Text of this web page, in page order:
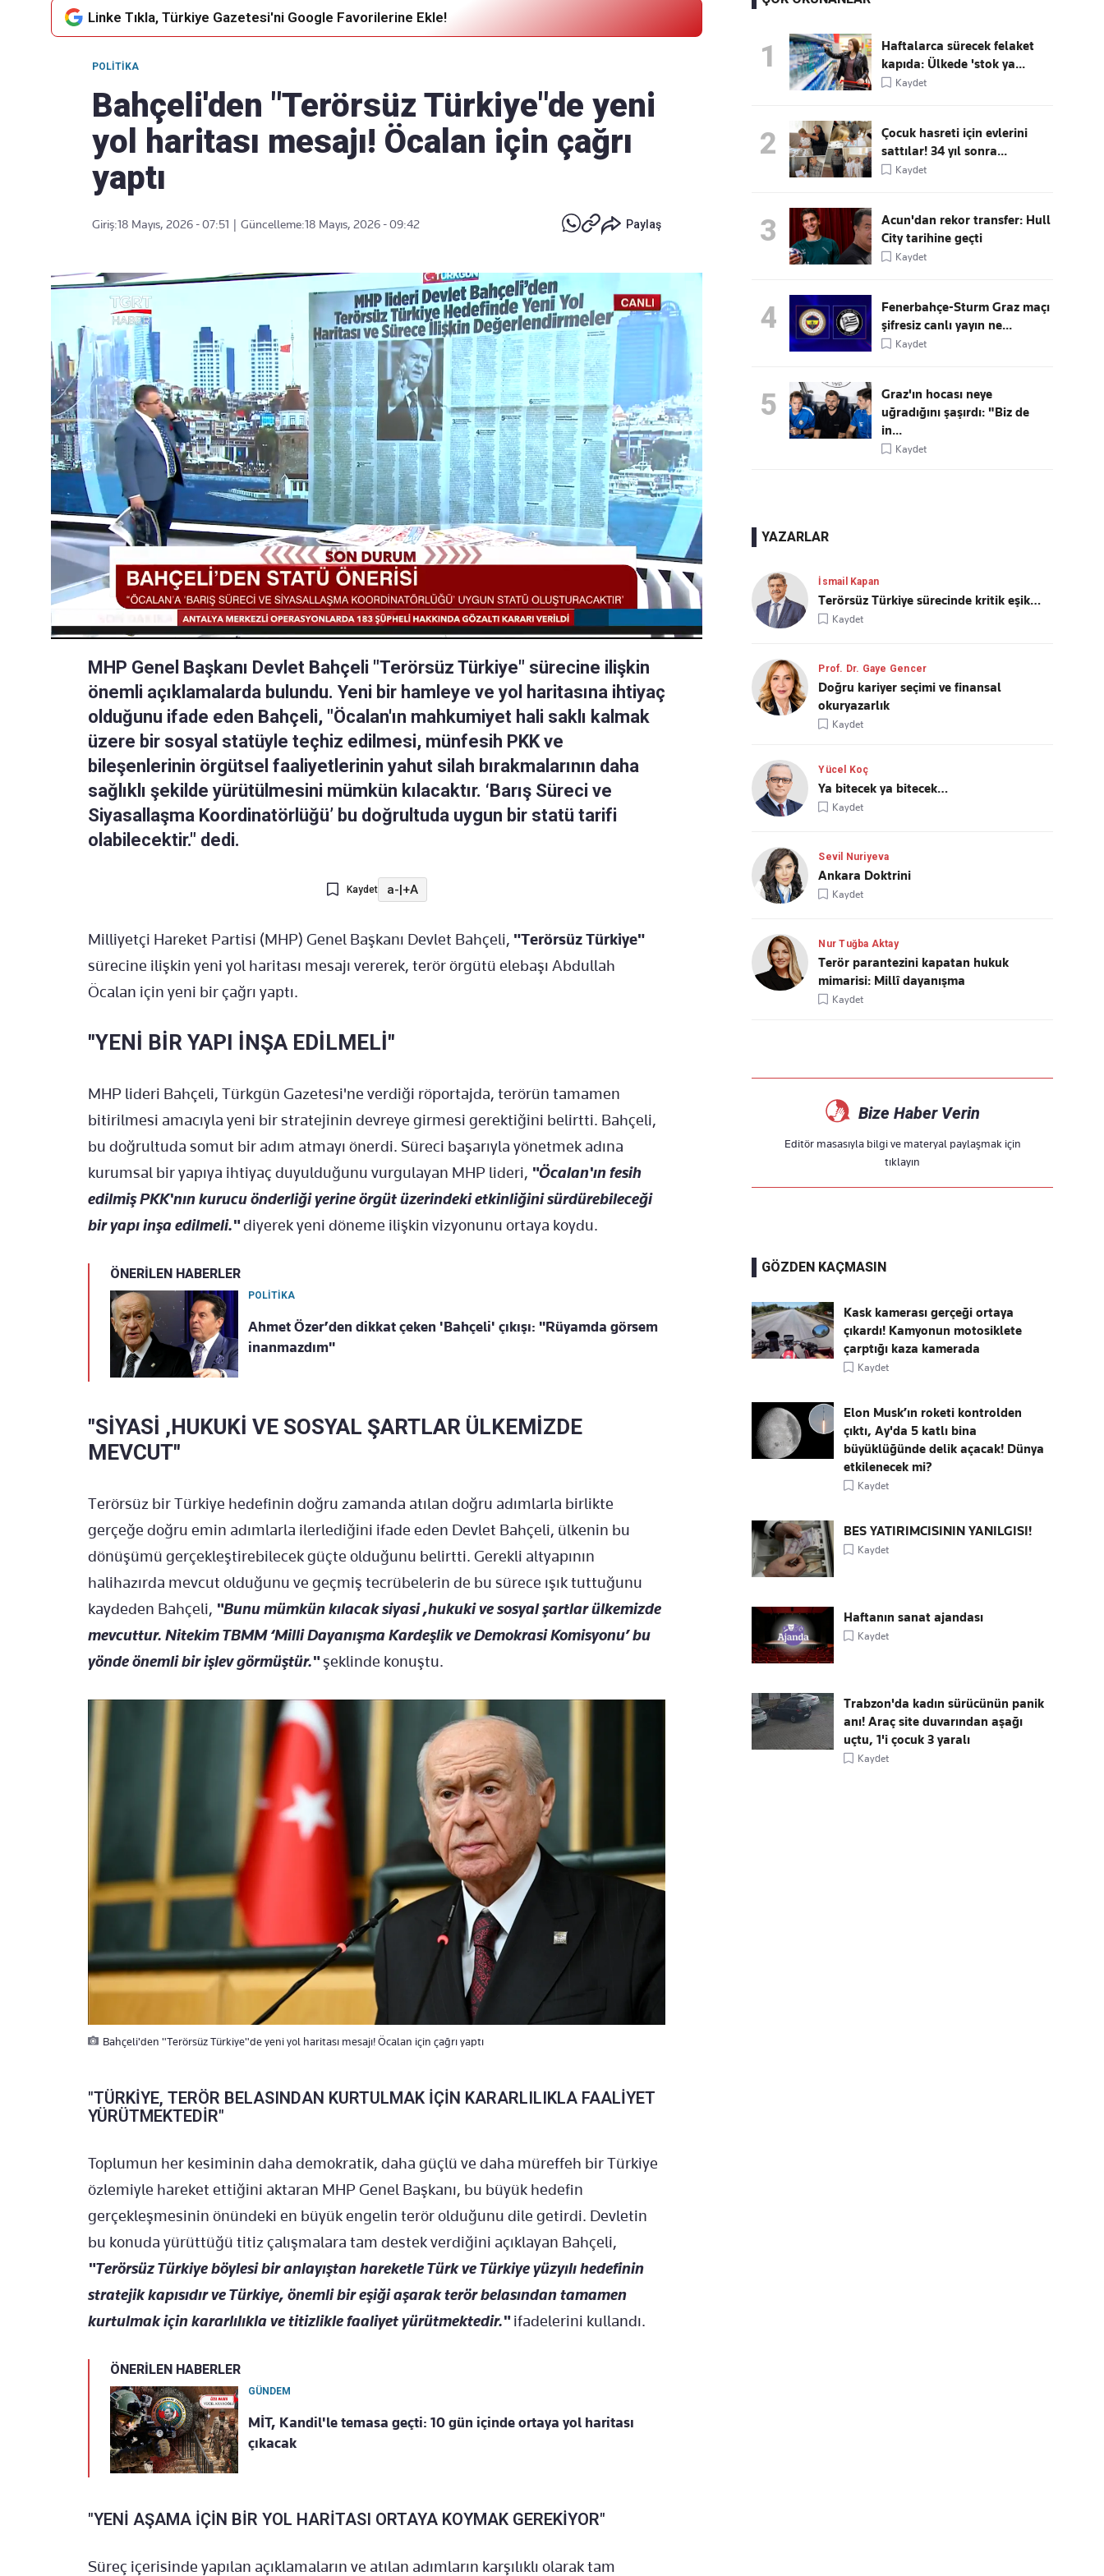
akışımıza ulaşın
göndermek içintıklayın
Kaçırmayın
Ücretsiz üye olun, gündemi
Linke Tıkla, Türkiye Gazetesi'ni Google Favorilerine Ekle!
POLITIKA
Bahçeli'den "Terörsüz Türkiye"de yeni
yol haritası mesajı! Öcalan için çağrı
yaptı
Giriş:18 Mayıs, 2026 - 07:51 Güncelleme:18 Mayıs, 2026 - 09:42 Paylaş
MHP Genel Başkanı Devlet Bahçeli "Terörsüz Türkiye" sürecine ilişkin
önemli açıklamalarda bulundu. Yeni bir hamleye ve yol haritasına ihtiyaç
olduğunu ifade eden Bahçeli, "Öcalan'ın mahkumiyet hali saklı kalmak
üzere bir sosyal statüyle teçhiz edilmesi, münfesih PKK ve
bileşenlerinin örgütsel faaliyetlerinin yahut silah bırakmalarının daha
sağlıklı şekilde yürütülmesini mümkün kılacaktır. ‘Barış Süreci ve
Siyasallaşma Koordinatörlüğü’ bu doğrultuda uygun bir statü tarifi
olabilecektir." dedi.
Kaydet a-|+A
Milliyetçi Hareket Partisi (MHP) Genel Başkanı Devlet Bahçeli, "Terörsüz Türkiye"
sürecine ilişkin yeni yol haritası mesajı vererek, terör örgütü elebaşı Abdullah
Öcalan için yeni bir çağrı yaptı.
"YENİ BİR YAPI İNŞA EDİLMELİ"
MHP lideri Bahçeli, Türkgün Gazetesi'ne verdiği röportajda, terörün tamamen
bitirilmesi amacıyla yeni bir stratejinin devreye girmesi gerektiğini belirtti. Bahçeli,
bu doğrultuda somut bir adım atmayı önerdi. Süreci başarıyla yönetmek adına
kurumsal bir yapıya ihtiyaç duyulduğunu vurgulayan MHP lideri, "Öcalan'ın fesih
edilmiş PKK'nın kurucu önderliği yerine örgüt üzerindeki etkinliğini sürdürebileceği
bir yapı inşa edilmeli."diyerek yeni döneme ilişkin vizyonunu ortaya koydu.
ÖNERİLEN HABERLER
POLİTİKA
Ahmet Özer’den dikkat çeken 'Bahçeli' çıkışı: "Rüyamda görsem
inanmazdım"
"SİYASİ ,HUKUKİ VE SOSYAL ŞARTLAR ÜLKEMİZDE
MEVCUT"
Terörsüz bir Türkiye hedefinin doğru zamanda atılan doğru adımlarla birlikte
gerçeğe doğru emin adımlarla ilerlediğini ifade eden Devlet Bahçeli, ülkenin bu
dönüşümü gerçekleştirebilecek güçte olduğunu belirtti. Gerekli altyapının
halihazırda mevcut olduğunu ve geçmiş tecrübelerin de bu sürece ışık tuttuğunu
kaydeden Bahçeli, "Bunu mümkün kılacak siyasi ,hukuki ve sosyal şartlar ülkemizde
mevcuttur. Nitekim TBMM ‘Milli Dayanışma Kardeşlik ve Demokrasi Komisyonu’ bu
yönde önemli bir işlev görmüştür."şeklinde konuştu.
Bahçeli'den "Terörsüz Türkiye"de yeni yol haritası mesajı! Öcalan için çağrı yaptı
"TÜRKİYE, TERÖR BELASINDAN KURTULMAK İÇİN KARARLILIKLA FAALİYET
YÜRÜTMEKTEDİR"
Toplumun her kesiminin daha demokratik, daha güçlü ve daha müreffeh bir Türkiye
özlemiyle hareket ettiğini aktaran MHP Genel Başkanı, bu büyük hedefin
gerçekleşmesinin önündeki en büyük engelin terör olduğunu dile getirdi. Devletin
bu konuda yürüttüğü titiz çalışmalara tam destek verdiğini açıklayan Bahçeli,
"Terörsüz Türkiye böylesi bir anlayıştan hareketle Türk ve Türkiye yüzyılı hedefinin
stratejik kapısıdır ve Türkiye, önemli bir eşiği aşarak terör belasından tamamen
kurtulmak için kararlılıkla ve titizlikle faaliyet yürütmektedir." ifadelerini kullandı.
ÖNERİLEN HABERLER
GÜNDEM
MİT, Kandil'le temasa geçti: 10 gün içinde ortaya yol haritası
çıkacak
"YENİ AŞAMA İÇİN BİR YOL HARİTASI ORTAYA KOYMAK GEREKİYOR"
Süreç içerisinde yapılan açıklamaların ve atılan adımların karşılıklı olarak tam
1
Haftalarca sürecek felaket
kapıda: Ülkede 'stok ya...
Kaydet
2
Çocuk hasreti için evlerini
sattılar! 34 yıl sonra...
Kaydet
3
Acun'dan rekor transfer: Hull
City tarihine geçti
Kaydet
4
Fenerbahçe-Sturm Graz maçı
şifresiz canlı yayın ne...
Kaydet
5
Graz'ın hocası neye
uğradığını şaşırdı: "Biz de
in...
Kaydet
YAZARLAR
İsmail Kapan
Terörsüz Türkiye sürecinde kritik eşik…
Kaydet
Prof. Dr. Gaye Gencer
Doğru kariyer seçimi ve finansal
okuryazarlık
Kaydet
Yücel Koç
Ya bitecek ya bitecek…
Kaydet
Sevil Nuriyeva
Ankara Doktrini
Kaydet
Nur Tuğba Aktay
Terör parantezini kapatan hukuk
mimarisi: Millî dayanışma
Kaydet
Bize Haber Verin
Editör masasıyla bilgi ve materyal paylaşmak için
tıklayın
GÖZDEN KAÇMASIN
Kask kamerası gerçeği ortaya
çıkardı! Kamyonun motosiklete
çarptığı kaza kamerada
Kaydet
Elon Musk’ın roketi kontrolden
çıktı, Ay'da 5 katlı bina
büyüklüğünde delik açacak! Dünya
etkilenecek mi?
Kaydet
BES YATIRIMCISININ YANILGISI!
Kaydet
Haftanın sanat ajandası
Kaydet
Trabzon'da kadın sürücünün panik
anı! Araç site duvarından aşağı
uçtu, 1'i çocuk 3 yaralı
Kaydet